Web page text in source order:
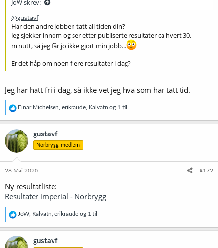
JoW skrev:
@gustavf
Har den andre jobben tatt all tiden din?
Jeg sjekker innom og ser etter publiserte resultater ca hvert 30.
minutt, så jeg får jo ikke gjort min jobb...
Er det håp om noen flere resultater i dag?
Jeg har hatt fri i dag, så ikke vet jeg hva som har tatt tid.
R
e
a
k
s
j
o
e
:
Einar Michelsen erikraude Kalvatn og 1 til
gustavf
Norbrygg-medlem
28 Mai 2020 #172
Ny resultatliste:
Resultater imperial - Norbrygg
R
e
a
k
s
JoW Kalvatn erikraude og 1 til
gustavf